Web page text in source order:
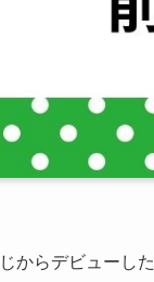
からデビューした